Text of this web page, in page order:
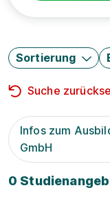
Sortierung
Suche
Infos zum
GmbH
0